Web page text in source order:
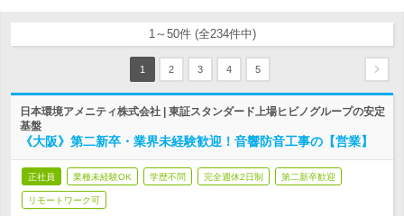
1～50件 (全234件中)
1 2 3 4 5
日本環境アメニティ株式会社 | 東証スタンダード上場ヒビノグループの安定
基盤
《大阪》第二新卒・業界未経験歓迎！音響防音工事の【営業】
正社員 業種未経験OK 学歴不問 完全週休2日制 第二新卒歓迎
リモートワーク可